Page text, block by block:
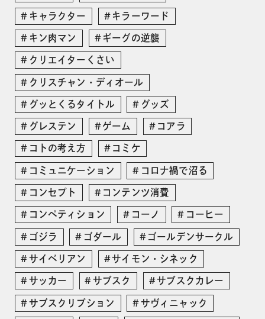
キャラクター キラーワード
キン肉マン ギーグの逆襲
クリエイターくさい
クリスチャン・ディオール
グッとくるタイトル グッズ
グレステン ゲーム コアラ
コトの考え方 コミケ
コミュニケーション コロナ禍で沼る
コンセプト コンテンツ消費
コンペティション コーノ コーヒー
ゴジラ ゴダール ゴールデンサークル
サイベリアン サイモン・シネック
サッカー サブスク サブスクカレー
サブスクリプション サヴィニャック